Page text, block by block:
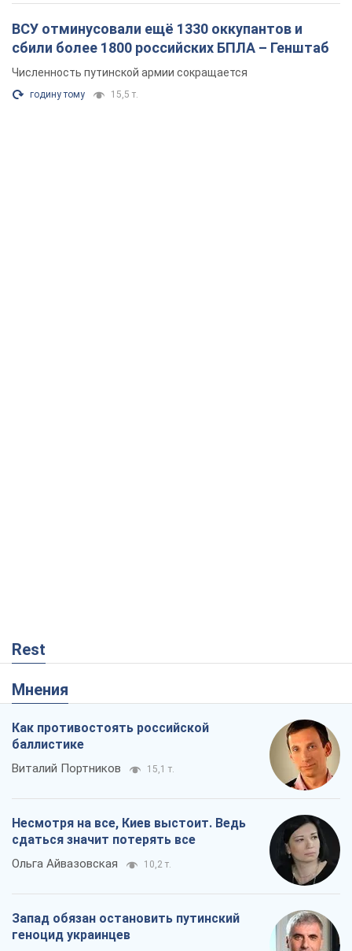
ВСУ отминусовали ещё 1330 оккупантов и
сбили более 1800 российских БПЛА – Генштаб
Численность путинской армии сокращается
годину тому 15,5 т.
Rest
Мнения
Как противостоять российской
баллистике
Виталий Портников 15,1 т.
Несмотря на все, Киев выстоит. Ведь
сдаться значит потерять все
Ольга Айвазовская 10,2 т.
Запад обязан остановить путинский
геноцид украинцев